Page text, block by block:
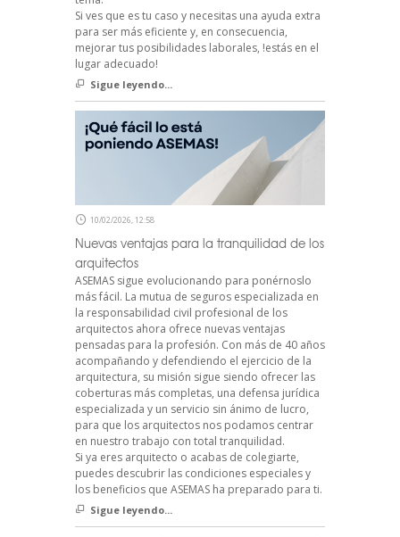
Si ves que es tu caso y necesitas una ayuda extra
para ser más eficiente y, en consecuencia,
mejorar tus posibilidades laborales, !estás en el
lugar adecuado!
Sigue leyendo...
10/02/2026, 12:58
Nuevas ventajas para la tranquilidad de los
arquitectos
ASEMAS sigue evolucionando para ponérnoslo
más fácil. La mutua de seguros especializada en
la responsabilidad civil profesional de los
arquitectos ahora ofrece nuevas ventajas
pensadas para la profesión. Con más de 40 años
acompañando y defendiendo el ejercicio de la
arquitectura, su misión sigue siendo ofrecer las
coberturas más completas, una defensa jurídica
especializada y un servicio sin ánimo de lucro,
para que los arquitectos nos podamos centrar
en nuestro trabajo con total tranquilidad.
Si ya eres arquitecto o acabas de colegiarte,
puedes descubrir las condiciones especiales y
los beneficios que ASEMAS ha preparado para ti.
Sigue leyendo...